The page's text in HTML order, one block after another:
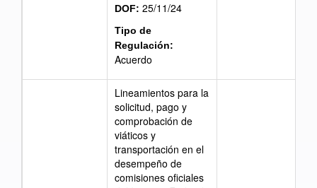
DOF: 25/11/24
Tipo de
Regulación:
Acuerdo
Lineamientos para la
solicitud, pago y
comprobación de
viáticos y
transportación en el
desempeño de
comisiones oficiales